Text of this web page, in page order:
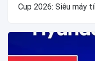
Cup 2026: Siêu máy